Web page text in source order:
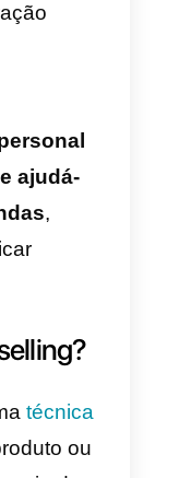
vender tenha
anos,
venda que
um vendedor
conta para
e potenciar
sentido,
de
do seu
interação